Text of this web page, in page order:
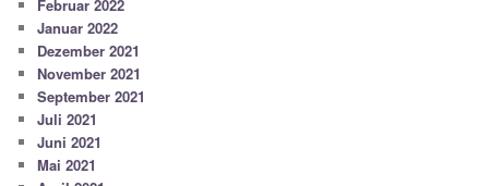
Februar 2022
Januar 2022
Dezember 2021
November 2021
September 2021
Juli 2021
Juni 2021
Mai 2021